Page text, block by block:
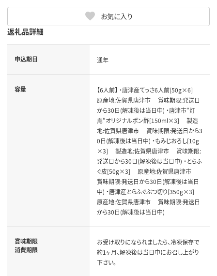
お気に入り
返礼品詳細
申込期日 通年
容量
【6人前】 ・唐津産てっさ6人前[50g×6]
原産地:佐賀県唐津市 賞味期限:発送日
から30日(解凍後は当日中) ・唐津市”灯
庵”オリジナルポン酢[150ml×3] 製造
地:佐賀県唐津市 賞味期限:発送日から3
0日(解凍後は当日中) ・もみじおろし[10g
×3] 製造地:佐賀県唐津市 賞味期限:
発送日から30日(解凍後は当日中) ・とらふ
ぐ皮[50g×3] 原産地:佐賀県唐津市
賞味期限:発送日から30日(解凍後は当日
中) ・唐津産とらふぐぶつ切り[350g×3]
原産地:佐賀県唐津市 賞味期限:発送日
から30日(解凍後は当日中)
賞味期限
消費期限
お受け取りになられましたら、冷凍保存で
約1ヶ月、解凍後は当日中にお召し上がり
下さい。